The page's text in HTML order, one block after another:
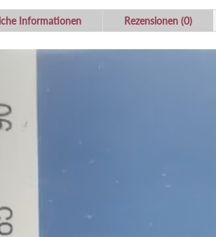
Informationen Rezensionen (0)